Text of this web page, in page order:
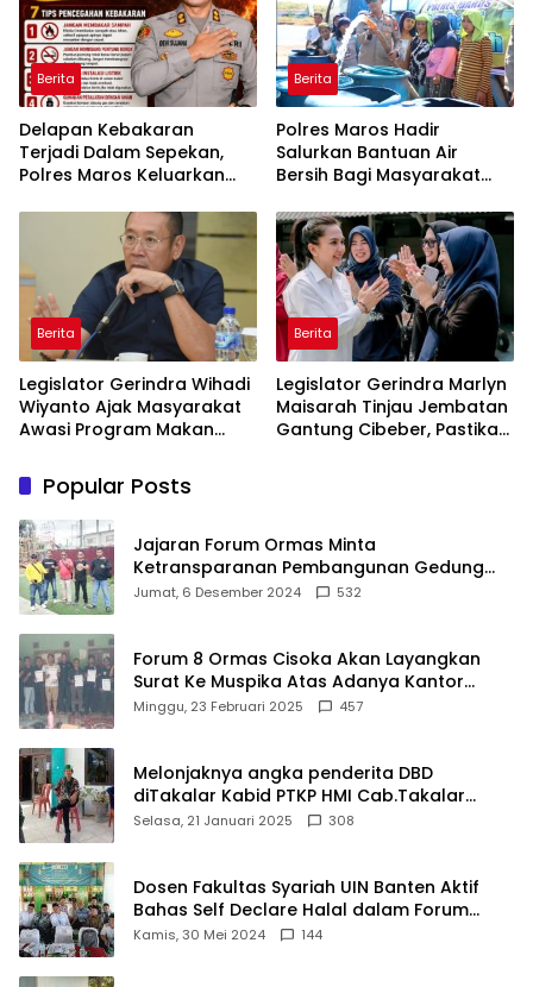
Berita
Delapan Kebakaran
Terjadi Dalam Sepekan,
Polres Maros Keluarkan
Masyarakat
Berita
Polres Maros Hadir
Salurkan Bantuan Air
Bersih Bagi Masyarakat
Di Maros
Berita
Legislator Gerindra Wihadi
Wiyanto Ajak Masyarakat
Awasi Program Makan
Sasaran
Berita
Legislator Gerindra Marlyn
Maisarah Tinjau Jembatan
Gantung Cibeber, Pastikan
Popular Posts
Jajaran Forum Ormas Minta
Ketransparanan Pembangunan Gedung
Damkar Di Kecamatan Cisoka
Jumat, 6 Desember 2024 532
Forum 8 Ormas Cisoka Akan Layangkan
Surat Ke Muspika Atas Adanya Kantor
Matel di Cisoka
Minggu, 23 Februari 2025 457
Melonjaknya angka penderita DBD
diTakalar Kabid PTKP HMI Cab.Takalar
angkat bicara
Selasa, 21 Januari 2025 308
Dosen Fakultas Syariah UIN Banten Aktif
Bahas Self Declare Halal dalam Forum
Ijtima Ulama MUI
Kamis, 30 Mei 2024 144